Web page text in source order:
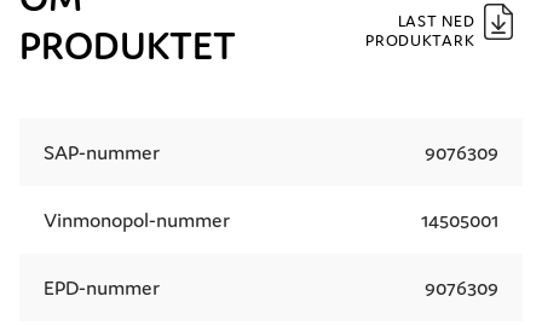
PRODUKTET
LAST NED
PRODUKTARK
SAP-nummer 9076309
Vinmonopol-nummer 14505001
EPD-nummer 9076309